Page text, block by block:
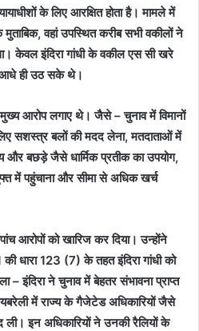
के लिए आरक्षित होता है। मामले में
वहां उपस्थित करीब सभी वकीलों ने
केवल इंदिरा गांधी के वकील एस सी खरे
आधे ही उठ सके थे।
मुख्य आरोप लगाए थे। जैसे – चुनाव में विमानों
सशस्त्र बलों की मदद लेना, मतदाताओं में
और बछड़े जैसे धार्मिक प्रतीक का उपयोग,
में पहुंचाना और सीमा से अधिक खर्च
आरोपों को खारिज कर दिया। उन्होंने
धारा 123 (7) के तहत इंदिरा गांधी को
– इंदिरा ने चुनाव में बेहतर संभावना प्राप्त
में राज्य के गैजेटेड अधिकारियों जैसे
ली। इन अधिकारियों ने उनकी रैलियों के